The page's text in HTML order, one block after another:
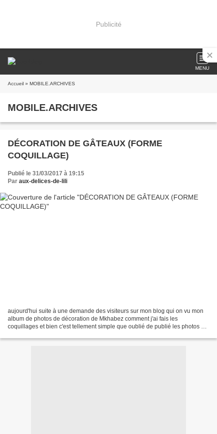
Publicité
MENU
Accueil » MOBILE.ARCHIVES
MOBILE.ARCHIVES
DÉCORATION DE GÂTEAUX (FORME
COQUILLAGE)
Publié le 31/03/2017 à 19:15
Par aux-delices-de-lili
aujourd'hui suite à une demande des visiteurs sur mon blog qui on vu mon
album de photos de décoration de Mkhabez comment j'ai fais les
coquillages et bien c'est tellement simple que oublié de publié les photos en